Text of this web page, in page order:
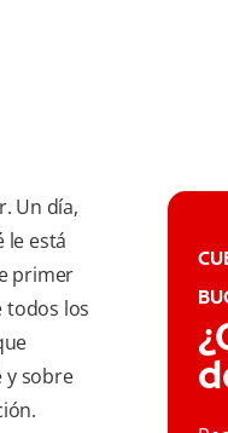
Un día,
le está
primer
todos los
y sobre